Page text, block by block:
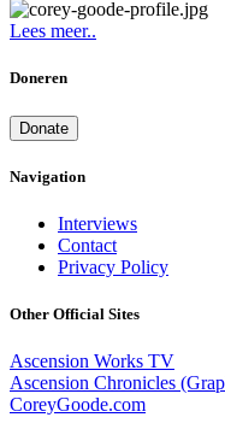
Lees meer..
Doneren
Donate
Navigation
Interviews
Contact
Privacy Policy
Other Official Sites
Ascension Works TV
Ascension Chronicles
CoreyGoode.com